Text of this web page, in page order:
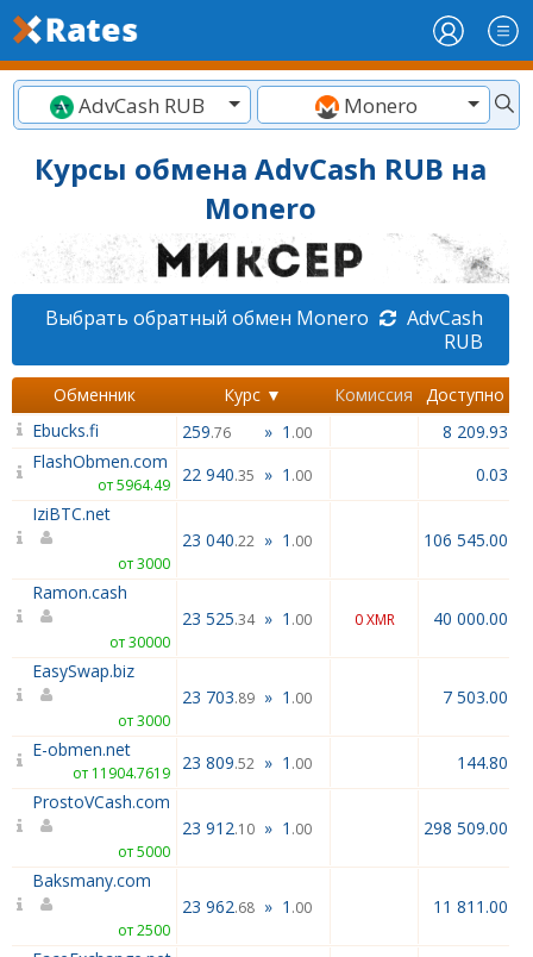
AdvCash RUB Monero
Курсы обмена AdvCash RUB на
Monero
Выбрать обратный обмен Monero
AdvCash
RUB
Обменник Курс ▼ Комиссия
Доступно
Ebucks.fi
259.76 » 1 .00
8 209.93
FlashObmen.com
от 5964.49 22 940.35 » 1 .00
0.03
IziBTC.net
от 3000
23 040.22 » 1 .00 106 545.00
Ramon.cash
от 30000
23 525.34 » 1 .00 0 XMR 40 000.00
EasySwap.biz
от 3000
23 703.89 » 1 .00 7 503.00
E-obmen.net
от 11904.7619 23 809.52 » 1 .00
144.80
ProstoVCash.com
от 5000
23 912.10 » 1 .00 298 509.00
Baksmany.com
от 2500
23 962.68 » 1 .00 11 811.00